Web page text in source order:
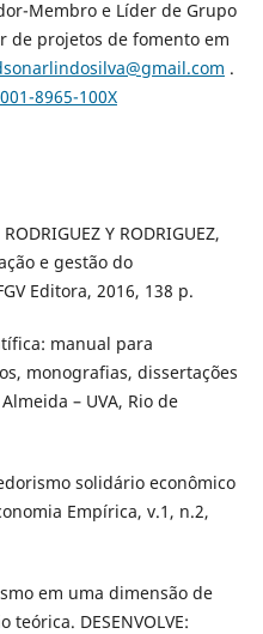
Membro e Líder de Grupo
de projetos de fomento em
.
8965-100X
Y RODRIGUEZ,
e gestão do
Editora, 2016, 138 p.
manual para
monografias, dissertações
– UVA, Rio de
solidário econômico
Empírica, v.1, n.2,
em uma dimensão de
DESENVOLVE: